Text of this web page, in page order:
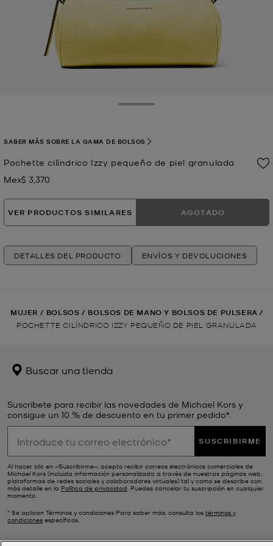
Pochette cilíndrico Izzy pequeño de piel granulada
Ahora
Mex$ 3,370
SABER MÁS SOBRE LA GAMA DE BOLSOS
VER PRODUCTOS SIMILARES AGOTADO
DETALLES DEL PRODUCTO ENVÍOS Y DEVOLUCIONES
MUJER / BOLSOS / BOLSOS DE MANO Y BOLSOS DE PULSERA /
POCHETTE CILÍNDRICO IZZY PEQUEÑO DE PIEL GRANULADA
Buscar una tienda
Suscríbete para recibir las novedades de Michael Kors y
consigue un 10 % de descuento en tu primer pedido*.
SUSCRIBIRME
Al hacer clic en «Suscribirme», acepto recibir correos electrónicos comerciales de
Michael Kors (incluida información personalizada a través de nuestras páginas web,
plataformas de redes sociales y colaboradores virtuales) tal y como se describe con
más detalle en la Política de privacidad. Puedes cancelar tu suscripción en cualquier
momento.
* Se aplican Términos y condiciones Para saber más, consulta los términos y
condiciones específicos.